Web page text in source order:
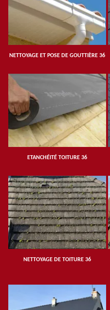
NETTOYAGE ET POSE DE GOUTTIÈRE 36
ETANCHÉITÉ TOITURE 36
NETTOYAGE DE TOITURE 36